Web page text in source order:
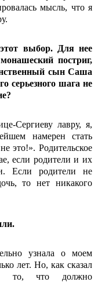
мысль, что я
выбор. Для нее
постриг,
сын Саша
серьезного шага не
Сергиеву лавру, я,
намерен стать
это!». Родительское
если родители и их
Если родители не
то нет никакого
узнала о моем
лет. Но, как сказал
то, что должно